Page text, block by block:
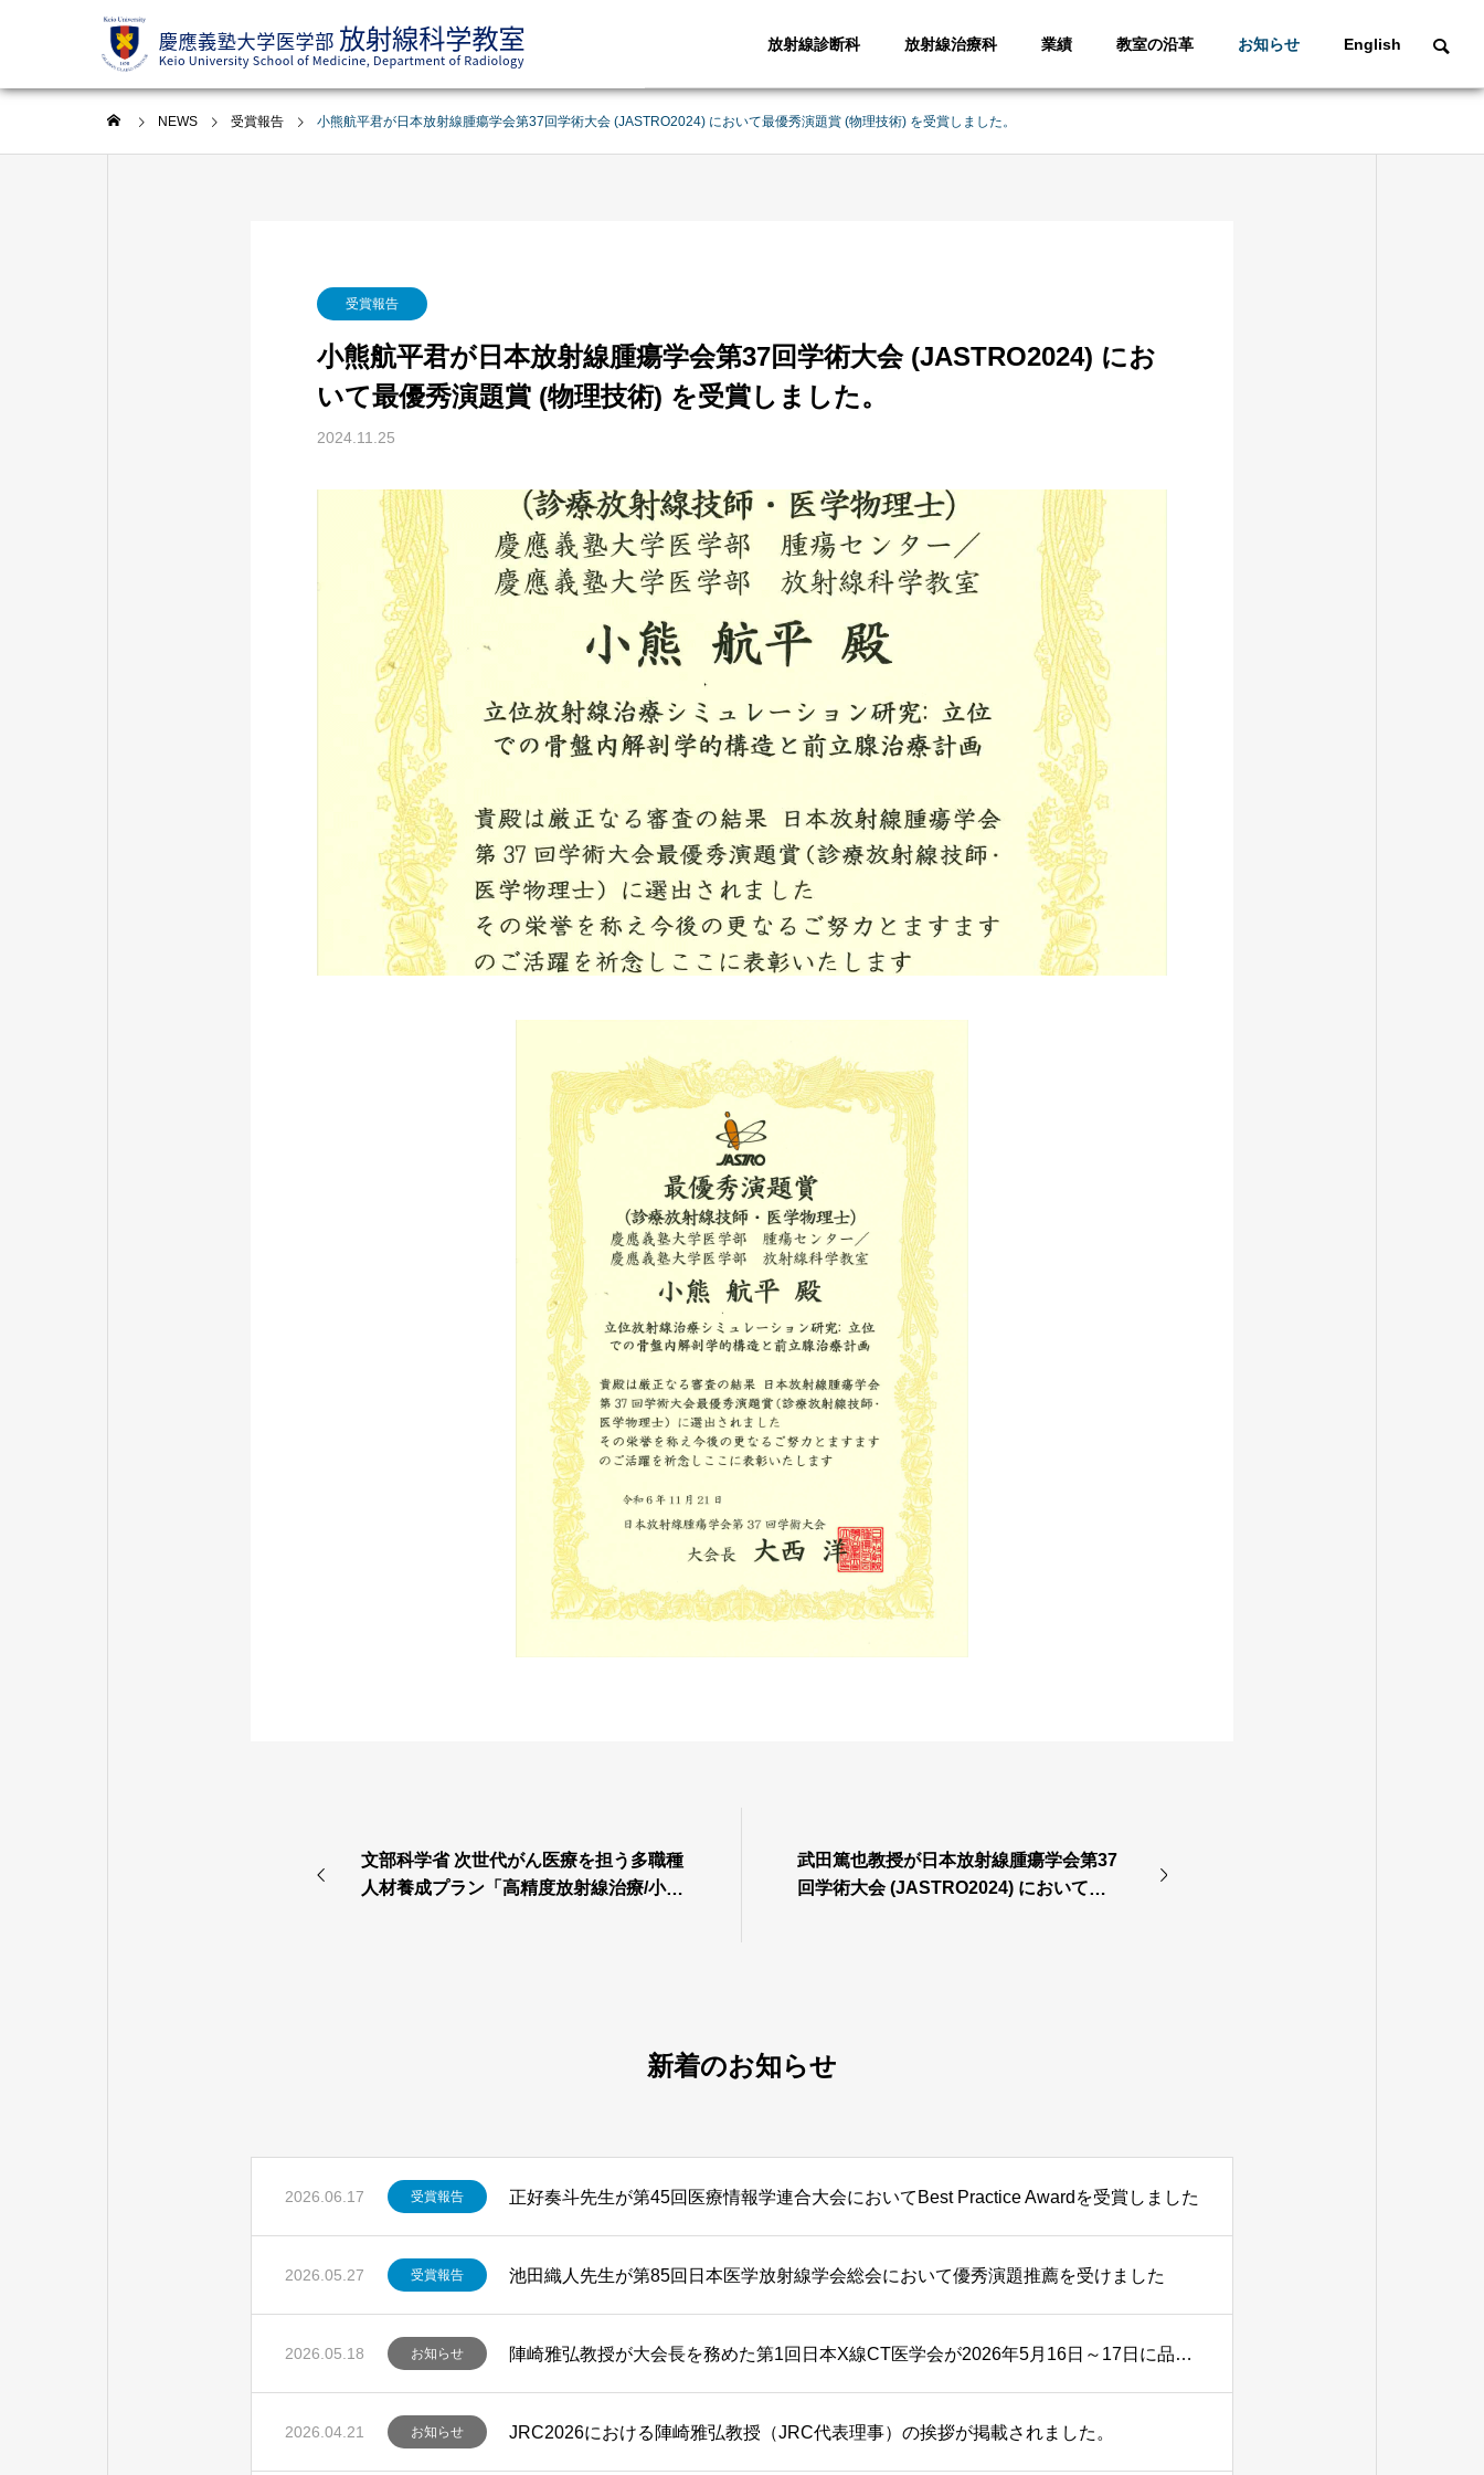
放射線診断科 放射線治療科 業績 教室の沿革 お知らせ English
NEWS 受賞報告 小熊航平君が日本放射線腫瘍学会第37回学術大会 (JASTRO2024) において最優秀演題賞 (物理技術) を受賞しました。
受賞報告
小熊航平君が日本放射線腫瘍学会第37回学術大会 (JASTRO2024) にお
いて最優秀演題賞 (物理技術) を受賞しました。
2024.11.25
文部科学省 次世代がん医療を担う多職種
人材養成プラン「高精度放射線治療/小線
武田篤也教授が日本放射線腫瘍学会第37
回学術大会 (JASTRO2024) において優
新着のお知らせ
2026.06.17 受賞報告 正好奏斗先生が第45回医療情報学連合大会においてBest Practice Awardを受賞しました
2026.05.27 受賞報告 池田織人先生が第85回日本医学放射線学会総会において優秀演題推薦を受けました
2026.05.18 お知らせ 陣崎雅弘教授が大会長を務めた第1回日本X線CT医学会が2026年5月16日～17日に品川シーズンカンファレンスにて開催されました。
2026.04.21 お知らせ JRC2026における陣崎雅弘教授（JRC代表理事）の挨拶が掲載されました。